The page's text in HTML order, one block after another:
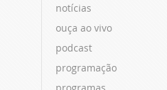
notícias
ouça ao vivo
podcast
programação
programas